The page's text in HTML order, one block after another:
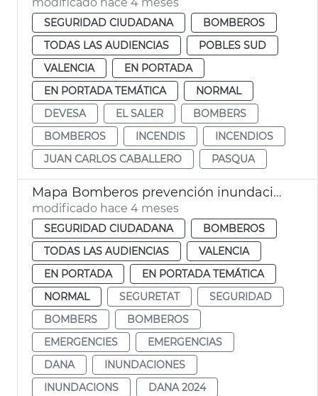
SEGURIDAD CIUDADANA
BOMBEROS
TODAS LAS AUDIENCIAS
POBLES SUD
VALENCIA
EN PORTADA
EN PORTADA TEMÁTICA
NORMAL
DEVESA
EL SALER
BOMBERS
BOMBEROS
INCENDIS
INCENDIOS
JUAN CARLOS CABALLERO
PASQUA
Mapa Bomberos prevención inundaciones fluviales
modificado hace 4 meses
SEGURIDAD CIUDADANA
BOMBEROS
TODAS LAS AUDIENCIAS
VALENCIA
EN PORTADA
EN PORTADA TEMÁTICA
NORMAL
SEGURETAT
SEGURIDAD
BOMBERS
BOMBEROS
EMERGENCIES
EMERGENCIAS
DANA
INUNDACIONES
INUNDACIONS
DANA 2024